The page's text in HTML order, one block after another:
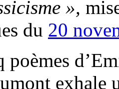
»,
du 20
poèmes
exhale